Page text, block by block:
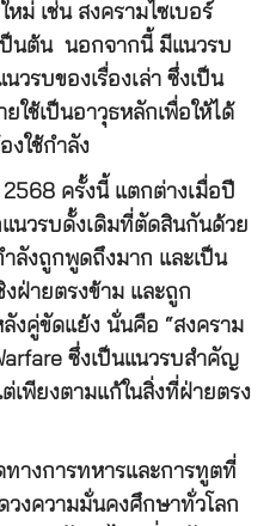
ม่ เช่น สงครามไซเบอร์
ป็นต้น นอกจากนี้ มีแนวรบ
วรบของเรื่องเล่า ซึ่งเป็น
ใช้เป็นอาวุธหลักเพื่อให้ได้
งใช้กำลัง
ครั้งนี้ แตกต่างเมื่อปี
นวรบดั้งเดิมที่ตัดสินกันด้วย
ลังถูกพูดถึงมาก และเป็น
งฝ่ายตรงข้าม และถูก
งคู่ขัดแย้ง นั่นคือ “สงคราม
ซึ่งเป็นแนวรบสำคัญ
เพียงตามแก้ในสิ่งที่ฝ่ายตรง
ทางการทหารและการทูตที่
วงความมั่นคงศึกษาทั่วโลก